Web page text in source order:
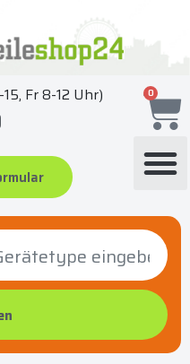
Fr 8-12 Uhr) 0